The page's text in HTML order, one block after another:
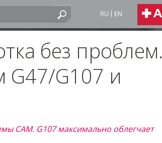
RU EN
без проблем.
G47/G107 и
САМ. G107 максимально облегчает